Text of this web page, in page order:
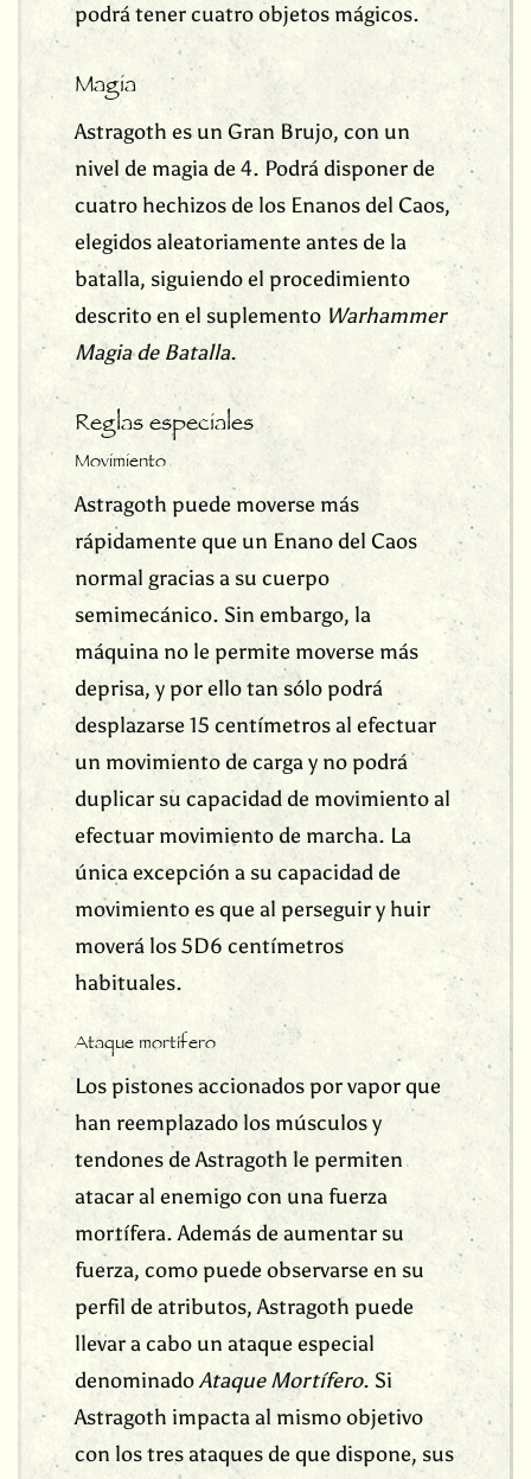
podrá tener cuatro objetos mágicos.
Magia
Astragoth es un Gran Brujo, con un
nivel de magia de 4. Podrá disponer de
cuatro hechizos de los Enanos del Caos,
elegidos aleatoriamente antes de la
batalla, siguiendo el procedimiento
descrito en el suplemento Warhammer
Magia de Batalla.
Reglas especiales
Movimiento
Astragoth puede moverse más
rápidamente que un Enano del Caos
normal gracias a su cuerpo
semimecánico. Sin embargo, la
máquina no le permite moverse más
deprisa, y por ello tan sólo podrá
desplazarse 15 centímetros al efectuar
un movimiento de carga y no podrá
duplicar su capacidad de movimiento al
efectuar movimiento de marcha. La
única excepción a su capacidad de
movimiento es que al perseguir y huir
moverá los 5D6 centímetros
habituales.
Ataque mortífero
Los pistones accionados por vapor que
han reemplazado los músculos y
tendones de Astragoth le permiten
atacar al enemigo con una fuerza
mortífera. Además de aumentar su
fuerza, como puede observarse en su
perfil de atributos, Astragoth puede
llevar a cabo un ataque especial
denominadoAtaque Mortífero. Si
Astragoth impacta al mismo objetivo
con los tres ataques de que dispone, sus